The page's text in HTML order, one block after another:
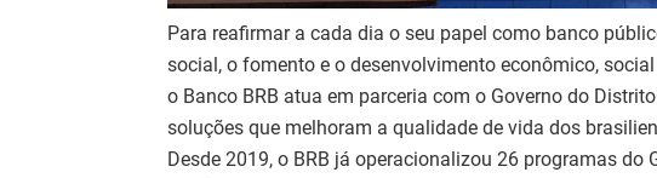
Para reafirmar a cada dia o seu papel como banco
social, o fomento e o desenvolvimento econômico,
o Banco BRB atua em parceria com o Governo do
soluções que melhoram a qualidade de vida dos
Desde 2019, o BRB já operacionalizou 26 programas do